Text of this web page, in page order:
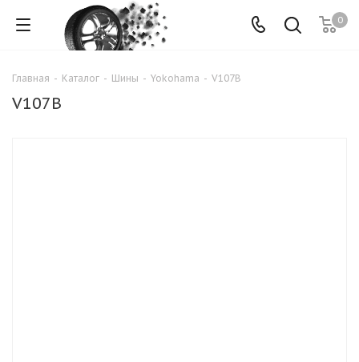
0
Главная - Каталог - Шины - Yokohama - V107B
V107B